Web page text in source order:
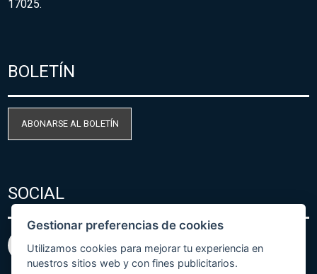
17025.
BOLETÍN
ABONARSE AL BOLETÍN
SOCIAL
Gestionar preferencias de cookies
Utilizamos cookies para mejorar tu experiencia en
nuestros sitios web y con fines publicitarios.